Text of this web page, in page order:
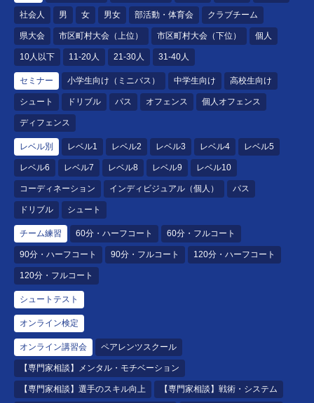
社会人 男 女 男女 部活動・体育会 クラブチーム
県大会 市区町村大会（上位） 市区町村大会（下位） 個人
10人以下 11-20人 21-30人 31-40人
セミナー 小学生向け（ミニバス） 中学生向け 高校生向け
シュート ドリブル パス オフェンス 個人オフェンス
ディフェンス
レベル別 レベル1 レベル2 レベル3 レベル4 レベル5
レベル6 レベル7 レベル8 レベル9 レベル10
コーディネーション インディビジュアル（個人） パス
ドリブル シュート
チーム練習 60分・ハーフコート 60分・フルコート
90分・ハーフコート 90分・フルコート 120分・ハーフコート
120分・フルコート
シュートテスト
オンライン検定
オンライン講習会 ペアレンツスクール
【専門家相談】メンタル・モチベーション
【専門家相談】選手のスキル向上 【専門家相談】戦術・システム